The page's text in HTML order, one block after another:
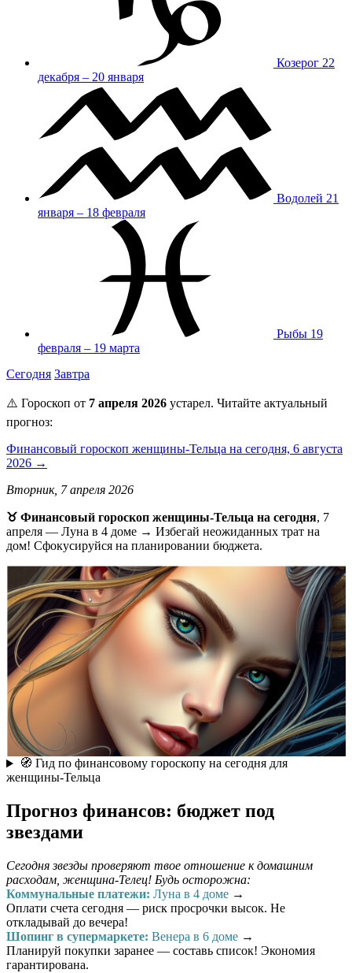
Козерог 22
декабря – 20 января
Водолей 21
января – 18 февраля
Рыбы 19
февраля – 19 марта
Сегодня Завтра
⚠️ Гороскоп от 7 апреля 2026 устарел. Читайте актуальный
прогноз:
Финансовый гороскоп женщины-Тельца на сегодня, 6 августа
2026 →
Вторник, 7 апреля 2026
♉ Финансовый гороскоп женщины-Тельца на сегодня, 7
апреля — Луна в 4 доме → Избегай неожиданных трат на
дом! Сфокусируйся на планировании бюджета.
🧭 Гид по финансовому гороскопу на сегодня для
женщины-Тельца
Прогноз финансов: бюджет под
звездами
Сегодня звезды проверяют твое отношение к домашним
расходам, женщина-Телец! Будь осторожна:
Коммунальные платежи: Луна в 4 доме →
Оплати счета сегодня — риск просрочки высок. Не
откладывай до вечера!
Шопинг в супермаркете: Венера в 6 доме →
Планируй покупки заранее — составь список! Экономия
гарантирована.